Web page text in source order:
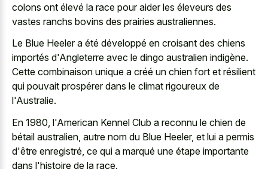
colons ont élevé la race pour aider les éleveurs des
vastes ranchs bovins des prairies australiennes.
Le Blue Heeler a été développé en croisant des chiens
importés d'Angleterre avec le dingo australien indigène.
Cette combinaison unique a créé un chien fort et résilient
qui pouvait prospérer dans le climat rigoureux de
l'Australie.
En 1980, l'American Kennel Club a reconnu le chien de
bétail australien, autre nom du Blue Heeler, et lui a permis
d'être enregistré, ce qui a marqué une étape importante
dans l'histoire de la race.